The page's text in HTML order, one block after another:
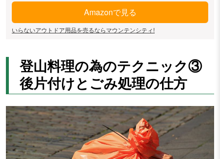
Amazonで見る
いらないアウトドア用品を売るならマウンテンシティ!
登山料理の為のテクニック③
後片付けとごみ処理の仕方